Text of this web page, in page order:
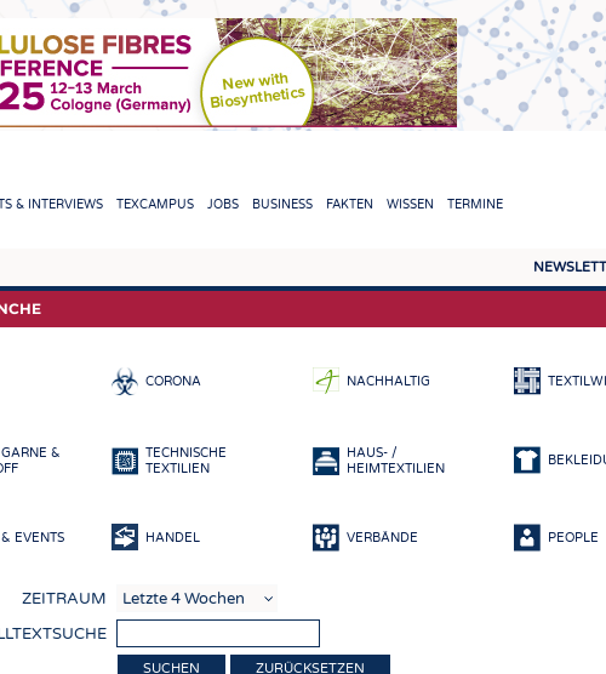
& INTERVIEWS TEXCAMPUS JOBS BUSINESS FAKTEN WISSEN TERMINE
TEXTILE LEADERSHIP FASERN
GEWEBE
VLIESSTOFFE
CORONA NACHHALTIG
&
TECHNISCHE
TEXTILIEN
HAUS- /
HEIMTEXTILIEN
EVENTS HANDEL VERBÄNDE PEOPLE
ZEITRAUM
ZURÜCKSETZEN